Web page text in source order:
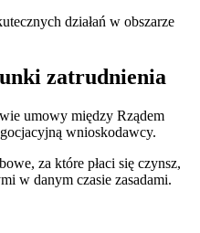
działań w obszarze
zatrudnienia
umowy między Rządem
wnioskodawcy.
za które płaci się czynsz,
w danym czasie zasadami.